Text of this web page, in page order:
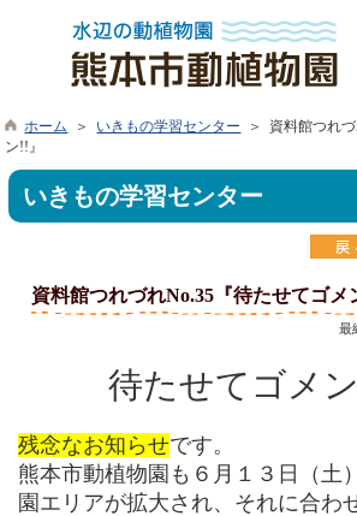
ホーム ＞ いきもの学習センター
＞ 資料館つれ
ン!!』
いきもの学習センター
資料館つれづれNo.35『待たせてゴメ
最
待たせてゴメン
残念なお知らせです。
熊本市動植物園も６月１３日（土
園エリアが拡大され、それに合わ